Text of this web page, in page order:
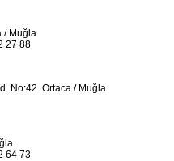
/ Muğla
27 88
No:42 Ortaca / Muğla
64 73